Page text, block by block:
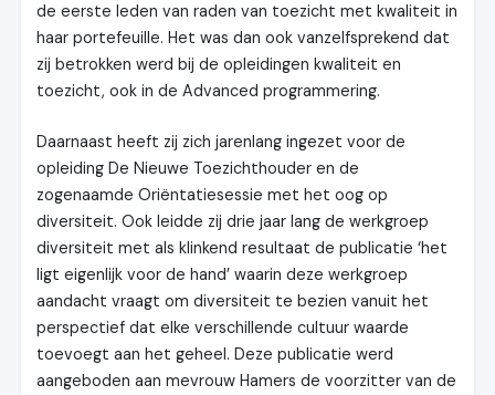
de eerste leden van raden van toezicht met kwaliteit in
haar portefeuille. Het was dan ook vanzelfsprekend dat
zij betrokken werd bij de opleidingen kwaliteit en
toezicht, ook in de Advanced programmering.
Daarnaast heeft zij zich jarenlang ingezet voor de
opleiding De Nieuwe Toezichthouder en de
zogenaamde Oriëntatiesessie met het oog op
diversiteit. Ook leidde zij drie jaar lang de werkgroep
diversiteit met als klinkend resultaat de publicatie ‘het
ligt eigenlijk voor de hand’ waarin deze werkgroep
aandacht vraagt om diversiteit te bezien vanuit het
perspectief dat elke verschillende cultuur waarde
toevoegt aan het geheel. Deze publicatie werd
aangeboden aan mevrouw Hamers de voorzitter van de